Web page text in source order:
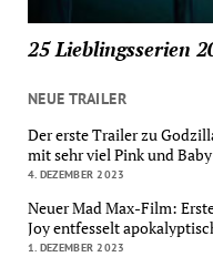
25 Lieblingsserien
NEUE TRAILER
Der erste Trailer zu
mit sehr viel Pink und
4. DEZEMBER 2023
Neuer Mad Max-Film:
Joy entfesselt
1. DEZEMBER 2023